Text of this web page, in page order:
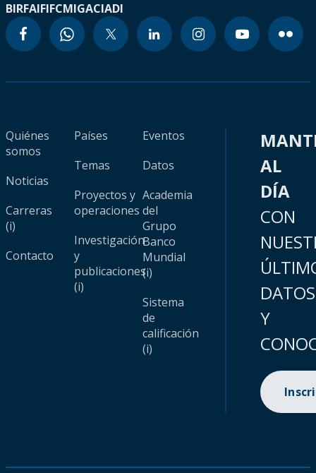
BIRFAIFIFCMIGACIADI
Quiénes
somos
Noticias
Carreras
(i)
Contacto
Países
Temas
Proyectos y
operaciones
Investigación
y
publicaciones
(i)
Eventos
Datos
Academia
del
Grupo
Banco
Mundial
(i)
Sistema
de
calificación
(i)
AL
DÍA
CON
DATOS
Y